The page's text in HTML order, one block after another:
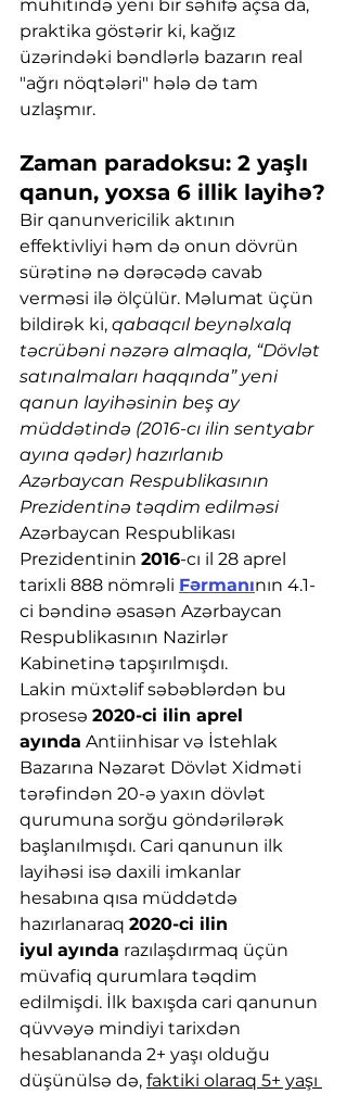
mühitində yeni bir səhifə açsa da,
praktika göstərir ki, kağız
üzərindəki bəndlərlə bazarın real
"ağrı nöqtələri" hələ də tam
uzlaşmır.
Zaman paradoksu: 2 yaşlı
qanun, yoxsa 6 illik layihə?
Bir qanunvericilik aktının
effektivliyi həm də onun dövrün
sürətinə nə dərəcədə cavab
verməsi ilə ölçülür. Məlumat üçün
bildirək ki, qabaqcıl beynəlxalq
təcrübəni nəzərə almaqla, “Dövlət
satınalmaları haqqında” yeni
qanun layihəsinin beş ay
müddətində (2016-cı ilin sentyabr
ayına qədər) hazırlanıb
Azərbaycan Respublikasının
Prezidentinə təqdim edilməsi
Azərbaycan Respublikası
Prezidentinin 2016-cı il 28 aprel
tarixli 888 nömrəli Fərmanının 4.1-
ci bəndinə əsasən Azərbaycan
Respublikasının Nazirlər
Kabinetinə tapşırılmışdı.
Lakin müxtəlif səbəblərdən bu
prosesə 2020-ci ilin aprel
ayında Antiinhisar və İstehlak
Bazarına Nəzarət Dövlət Xidməti
tərəfindən 20-ə yaxın dövlət
qurumuna sorğu göndərilərək
başlanılmışdı. Cari qanunun ilk
layihəsi isə daxili imkanlar
hesabına qısa müddətdə
hazırlanaraq 2020-ci ilin
iyul ayında razılaşdırmaq üçün
müvafiq qurumlara təqdim
edilmişdi. İlk baxışda cari qanunun
qüvvəyə mindiyi tarixdən
hesablananda 2+ yaşı olduğu
düşünülsə də, faktiki olaraq 5+ yaşı